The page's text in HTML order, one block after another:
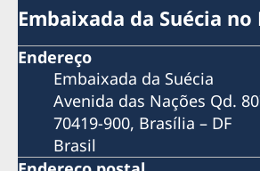
produtividade?
Webinar COVID-19
Webinar Permissão de Residência
Webinar Pré-Embarque Novos
Webinar Saúde Mental em Tempos
Mostra de Cinema Sueco
Paulo
Embaixada da Suécia no
Endereço
Embaixada da Suécia
Avenida das Nações Qd.
70419-900, Brasília – DF
Brasil